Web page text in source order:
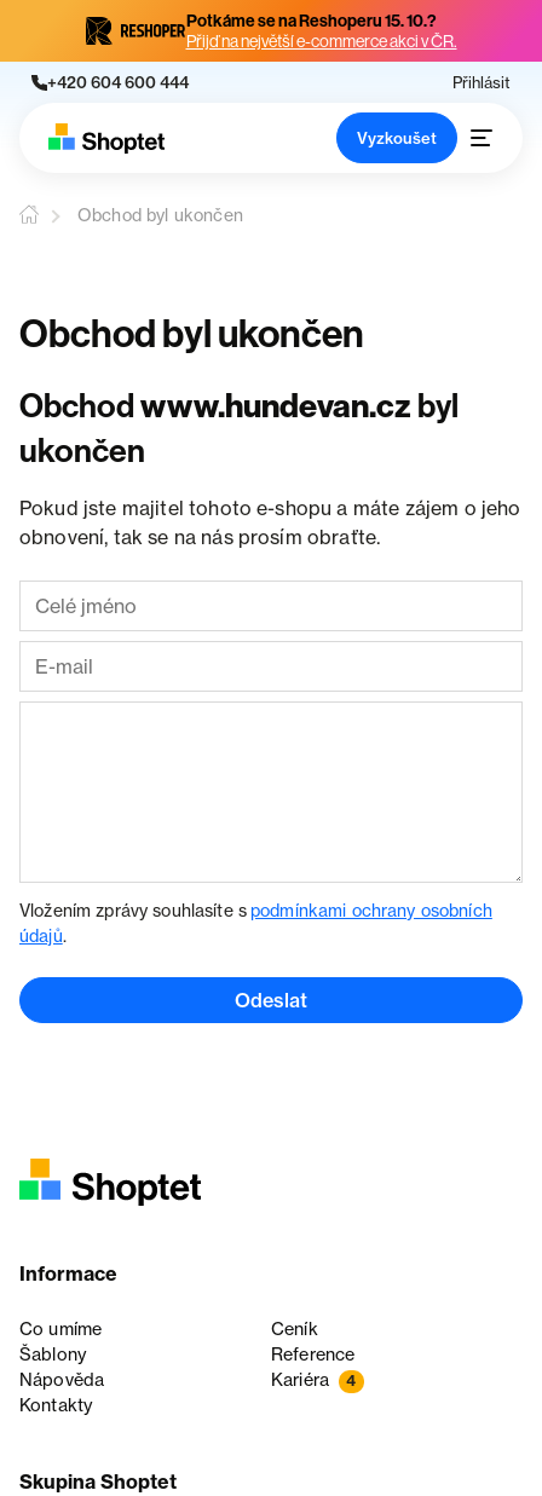
Potkáme se na Reshoperu 15. 10.?
Přijď na největší e-commerce akci v ČR.
+420 604 600 444 Přihlásit
Vyzkoušet
Obchod byl ukončen
Obchod byl ukončen
Obchodwww.hundevan.cz byl
ukončen
Pokud jste majitel tohoto e-shopu a máte zájem o jeho
obnovení, tak se na nás prosím obraťte.
Vložením zprávy souhlasíte spodmínkami ochrany osobních
údajů.
Odeslat
Informace
Co umíme
Ceník
Šablony
Reference
Nápověda
Kariéra 4
Kontakty
Skupina Shoptet